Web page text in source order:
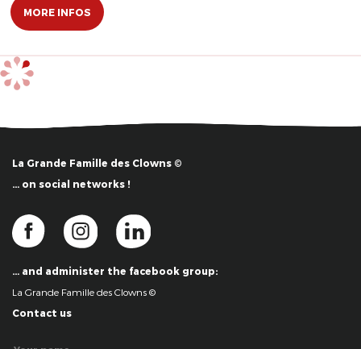
MORE INFOS
La Grande Famille des Clowns ©
… on social networks !
… and administer the facebook group:
La Grande Famille des Clowns ©
Contact us